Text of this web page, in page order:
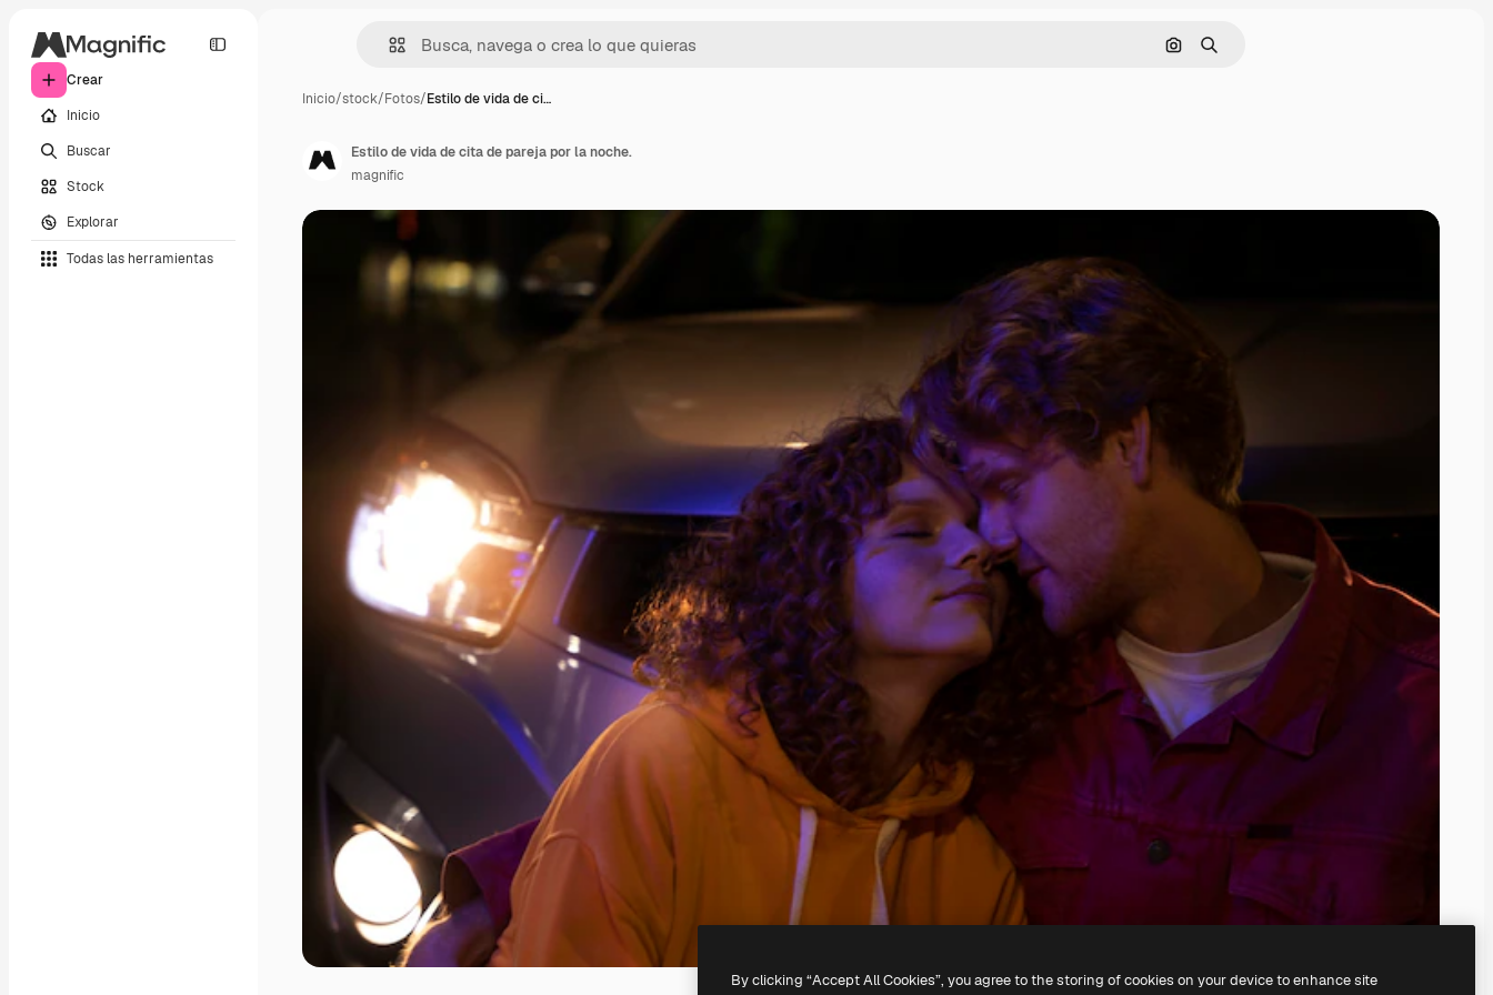
Crear
Inicio
Buscar
Stock
Explorar
Todas las herramientas
Buscar por imagen
Buscar
Inicio/stock/Fotos/Estilo de vida de ci…
Estilo de vida de cita de pareja por la noche.
magnific
By clicking “Accept All Cookies”, you agree to the storing of cookies on your device to enhance site